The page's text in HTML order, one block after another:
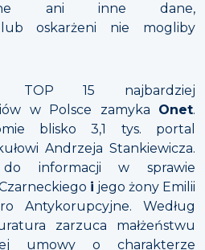
ani inne dane,
oskarżeni nie mogliby
TOP 15 najbardziej
w Polsce zamyka Onet.
blisko 3,1 tys. portal
Andrzeja Stankiewicza.
do informacji w sprawie
i jego żony Emilii
Antykorupcyjne. Według
zarzuca małżeństwu
umowy o charakterze